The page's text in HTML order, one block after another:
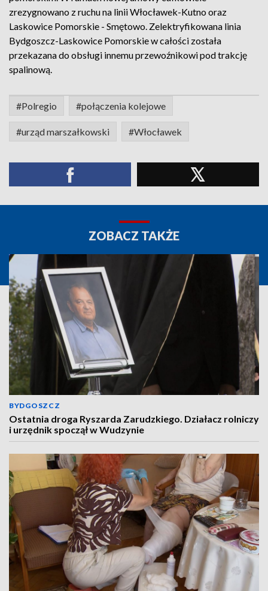
zrezygnowano z ruchu na linii Włocławek-Kutno oraz
Laskowice Pomorskie - Smętowo. Zelektryfikowana linia
Bydgoszcz-Laskowice Pomorskie w całości została
przekazana do obsługi innemu przewoźnikowi pod trakcję
spalinową.
#Polregio #połączenia kolejowe
#urząd marszałkowski #Włocławek
ZOBACZ TAKŻE
BYDGOSZCZ
Ostatnia droga Ryszarda Zarudzkiego. Działacz rolniczy
i urzędnik spoczął w Wudzynie